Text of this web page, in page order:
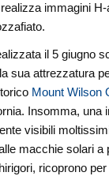
immagini
il 5 giugno
sua attrezzatura
Mount Wilson
Insomma, una
visibili
macchie solari a
ricoprono per